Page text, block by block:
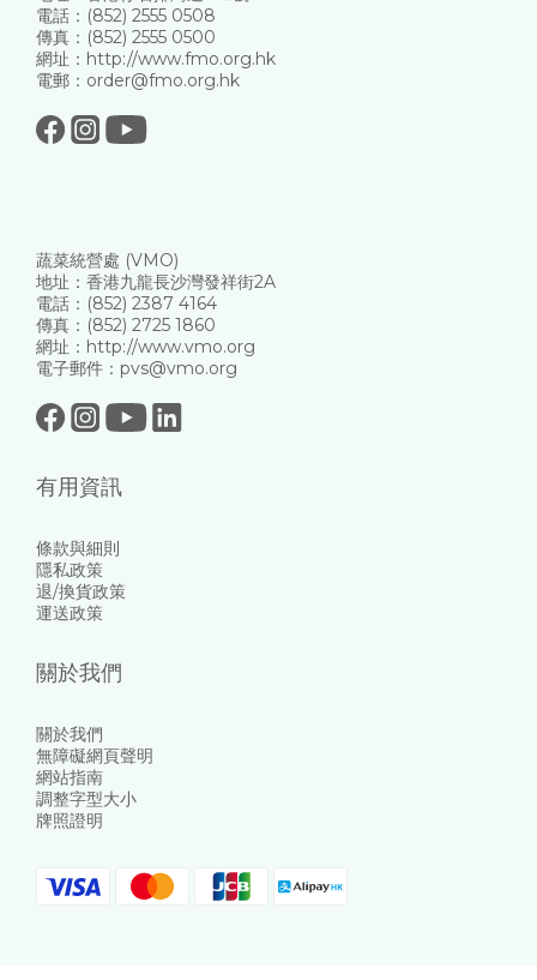
電話：(852) 2555 0508
傳真：(852) 2555 0500
網址：http://www.fmo.org.hk
電郵：order@fmo.org.hk
蔬菜統營處 (VMO)
地址：香港九龍長沙灣發祥街2A
電話：(852) 2387 4164
傳真：(852) 2725 1860
網址：http://www.vmo.org
電子郵件：pvs@vmo.org
有用資訊
條款與細則
隱私政策
退/換貨政策
運送政策
關於我們
關於我們
無障礙網頁聲明
網站指南
調整字型大小
牌照證明